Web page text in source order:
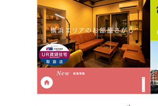
不動産動画制作事例